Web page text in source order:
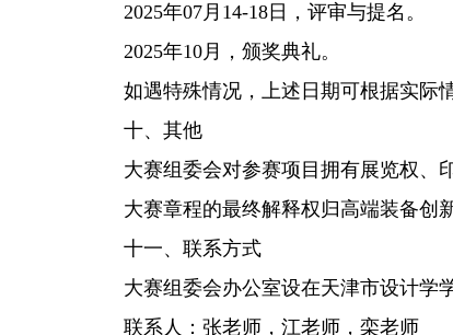
2025年07月14-18日，评审与提名。
2025年10月，颁奖典礼。
如遇特殊情况，上述日期可根据实际情
十、其他
大赛组委会对参赛项目拥有展览权、印
大赛章程的最终解释权归高端装备创新
十一、联系方式
大赛组委会办公室设在天津市设计学学
联系人：张老师，江老师，栾老师